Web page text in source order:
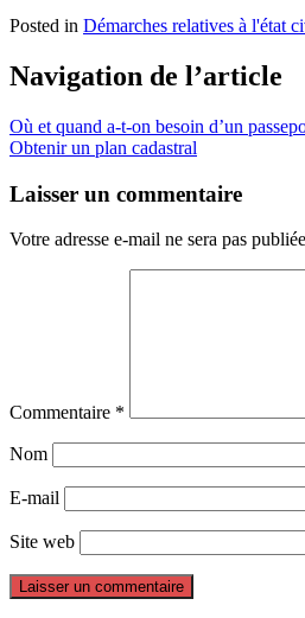
Posted in Démarches relatives à l'état
Navigation de l’article
Où et quand a-t-on besoin d’un
Obtenir un plan cadastral
Laisser un commentaire
Votre adresse e-mail ne sera pas
Commentaire *
Nom
E-mail
Site web